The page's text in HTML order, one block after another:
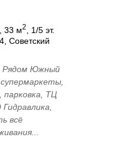
33 м2
, 1/5 эт.
Советский
Рядом Южный
парковка, ТЦ
всё